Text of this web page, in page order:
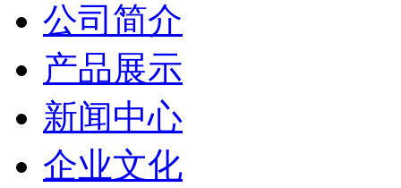
公司简介
产品展示
新闻中心
企业文化